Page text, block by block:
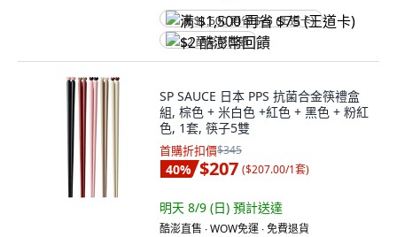
满 $1,500 再省 $75 (王道卡)
$2 酷澎幣回饋
SP SAUCE 日本 PPS 抗菌合金筷禮盒
組, 棕色 + 米白色 +紅色 + 黑色 + 粉紅
色, 1套, 筷子5雙
首購折扣價$345
40% $207 ($207.00/1套)
明天 8/9 (日) 預計送達
酷澎直售 ∙ WOW免運 ∙ 免費退貨